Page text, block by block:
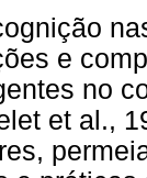
e
no
et al.,